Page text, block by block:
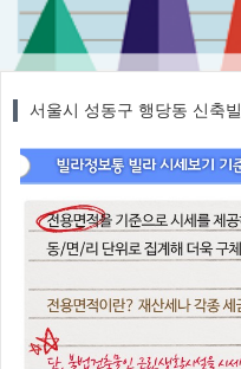
서울시 성동구 행당동 신축